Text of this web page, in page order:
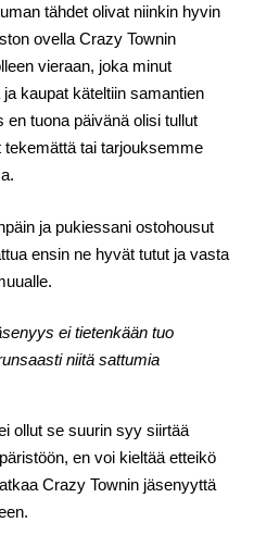
tähdet olivat niinkin hyvin
ovella Crazy Townin
vieraan, joka minut
kaupat käteltiin samantien
tuona päivänä olisi tullut
tai tarjouksemme
ja pukiessani ostohousut
ensin ne hyvät tutut ja vasta
ei tietenkään tuo
niitä sattumia
ollut se suurin syy siirtää
en voi kieltää etteikö
Crazy Townin jäsenyyttä